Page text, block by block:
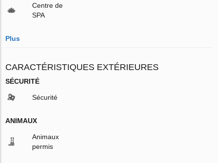
Centre de
SPA
Plus
CARACTÉRISTIQUES EXTÉRIEURES
SÉCURITÉ
Sécurité
ANIMAUX
Animaux
permis